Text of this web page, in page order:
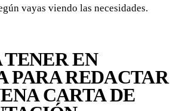
vayas viendo las necesidades.
TENER EN
PARA REDACTAR
CARTA DE